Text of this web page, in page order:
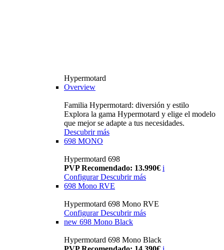
Hypermotard
Overview
Familia Hypermotard: diversión y estilo
Explora la gama Hypermotard y elige el modelo
que mejor se adapte a tus necesidades.
Descubrir más
698 MONO
Hypermotard 698
PVP Recomendado: 13.990€ i
ConfigurarDescubrir más
698 Mono RVE
Hypermotard 698 Mono RVE
Configurar Descubrir más
new 698 Mono Black
Hypermotard 698 Mono Black